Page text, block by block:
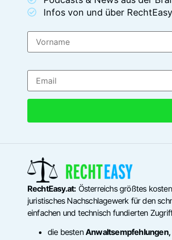
Infos von und über RechtEasy
RechtEasy.at: Österreichs größtes
juristisches Nachschlagewerk für den
einfachen und technisch fundierten
die bestenAnwaltsempfehlungen,